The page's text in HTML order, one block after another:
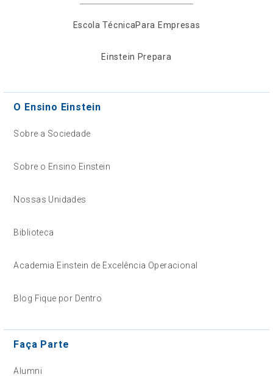
Escola TécnicaPara Empresas
Einstein Prepara
O Ensino Einstein
Sobre a Sociedade
Sobre o Ensino Einstein
Nossas Unidades
Biblioteca
Academia Einstein de Excelência Operacional
Blog Fique por Dentro
Faça Parte
Alumni